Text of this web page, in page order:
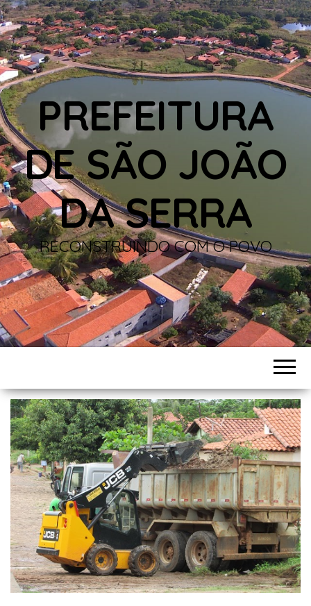
PREFEITURA
DE SÃO JOÃO
DA SERRA
RECONSTRUINDO COM O POVO